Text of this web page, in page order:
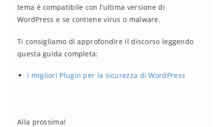
tema è compatibile con l’ultima versione di
WordPress e se contiene virus o malware.
Ti consigliamo di approfondire il discorso leggendo
questa guida completa:
I migliori Plugin per la sicurezza di WordPress
Alla prossima!